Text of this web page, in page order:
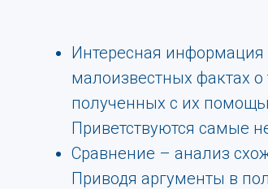
Интересная информация
малоизвестных фактах о
полученных с их
Приветствуются самые
Сравнение – анализ
Приводя аргументы в